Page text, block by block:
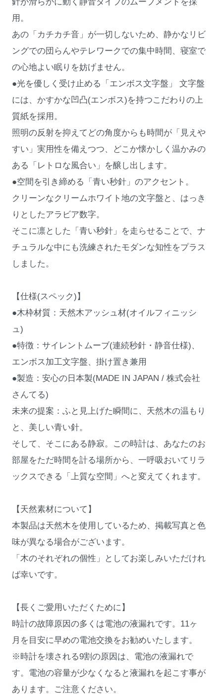
用。
あの「カチカチ音」が一切しないため、静かなリビ
ングでの団らんやテレワークでの集中時間、寝室で
の心地よい眠りを妨げません。
●光を優しく受け止める「エンボス文字盤」 文字盤
には、かすかな凹凸(エンボス)を持つこだわりの上
質紙を採用。
照明の反射を抑えてどの角度からも時間が「見えや
すい」実用性を備えつつ、どこか懐かしく温かみの
ある「レトロな風合い」を醸し出します。
●空間を引き締める「青い秒針」のアクセント。
クリーンなクリームホワイト地の文字盤と、はっき
りとしたアラビア数字。
そこに凛とした「青い秒針」を走らせることで、ナ
チュラルな中にも洗練されたモダンな知性をプラス
しました。
【仕様(スペック)】
●木枠材質：天然木アッシュ材(オイルフィニッシ
ュ)
●特徴：サイレントムーブ(連続秒針・静音仕様)、
エンボス加工文字盤、掛け置き兼用
●製造：安心の日本製(MADE IN JAPAN / 株式会社
さんてる)
未来の提案：ふと見上げた瞬間に、天然木の温もり
と、美しい青い針。
そして、そこにある静寂。この時計は、あなたのお
部屋をただ時間を計る場所から、一呼吸おいてリラ
ックスできる「上質な空間」へと変えてくれます。
【天然素材について】
本製品は天然木を使用しているため、掲載写真と色
味が異なる場合がございます。
「木のそれぞれの個性」としてお楽しみいただけれ
ば幸いです。
【長くご愛用いただくために】
時計の故障原因の多くは電池の液漏れです。11ヶ
月を目安に早めの電池交換をお勧めいたします。
※時計を壊される9割の原因は、電池の液漏れで
す。電池の容量が少なくなると液漏れを起こす事が
あります。ご注意ください。